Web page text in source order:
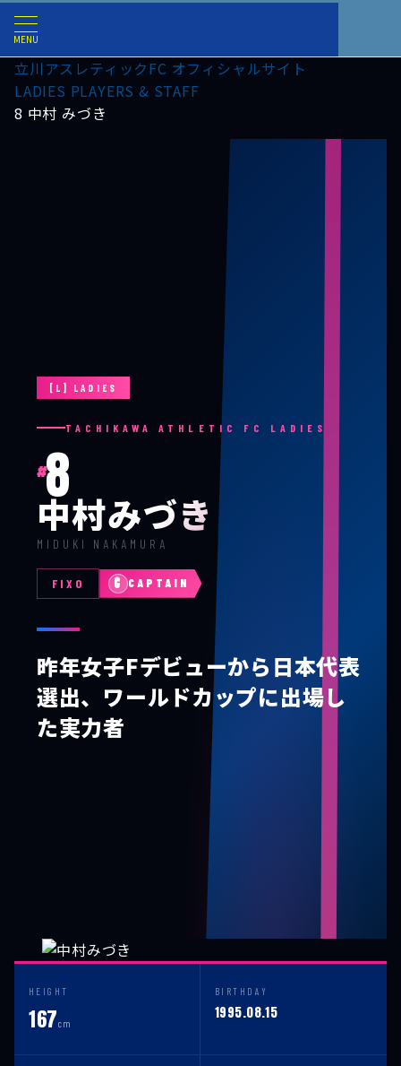
MENU
立川アスレティックFC オフィシャルサイト
LADIES PLAYERS & STAFF
8 中村 みづき
[L] LADIES
TACHIKAWA ATHLETIC FC LADIES
#8
中村みづき
MIDUKI NAKAMURA
FIXO C CAPTAIN
昨年女子Fデビューから日本代表
選出、ワールドカップに出場し
た実力者
HEIGHT
167cm
BIRTHDAY
1995.08.15